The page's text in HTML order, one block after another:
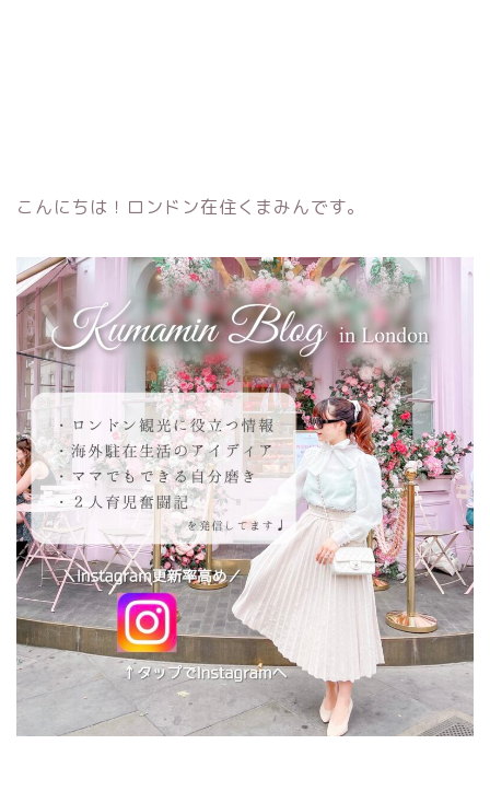
こんにちは！ロンドン在住くまみんです。